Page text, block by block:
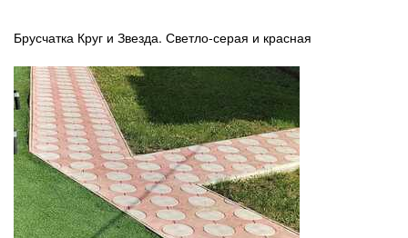
Брусчатка Круг и Звезда. Светло-серая и красная